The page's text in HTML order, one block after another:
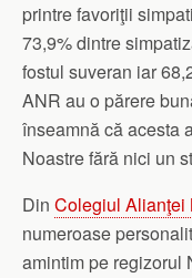
printre favoriţii
73,9% dintre
fostul suveran iar
ANR au o părere
înseamnă că acesta
Noastre fără nici un
Din Colegiul Alianţei
numeroase
amintim pe regizorul